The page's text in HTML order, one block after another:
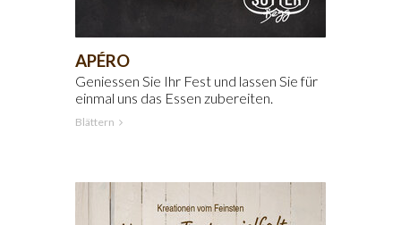
APÉRO
Geniessen Sie Ihr Fest und lassen Sie für
einmal uns das Essen zubereiten.
Blättern